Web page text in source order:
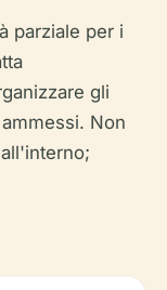
parziale per i
gli
Non